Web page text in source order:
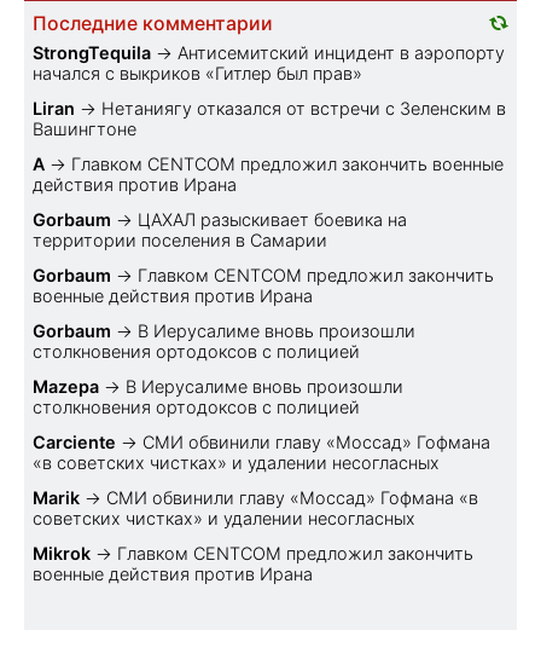
Последние комментарии
StrongTequila → Антисемитский инцидент в аэропорту
начался с выкриков «Гитлер был прав»
Liran → Нетаниягу отказался от встречи с Зеленским в
Вашингтоне
A → Главком CENTCOM предложил закончить военные
действия против Ирана
Gorbaum → ЦАХАЛ разыскивает боевика на
территории поселения в Самарии
Gorbaum → Главком CENTCOM предложил закончить
военные действия против Ирана
Gorbaum → В Иерусалиме вновь произошли
столкновения ортодоксов с полицией
Mazepa → В Иерусалиме вновь произошли
столкновения ортодоксов с полицией
Carciente → СМИ обвинили главу «Моссад» Гофмана
«в советских чистках» и удалении несогласных
Marik → СМИ обвинили главу «Моссад» Гофмана «в
советских чистках» и удалении несогласных
Mikrok → Главком CENTCOM предложил закончить
военные действия против Ирана